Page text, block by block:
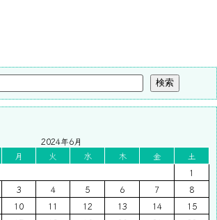
検索
2024年6月
月 火 水 木 金
土
1
3 4 5 6 7
8
10 11 12 13 14
15